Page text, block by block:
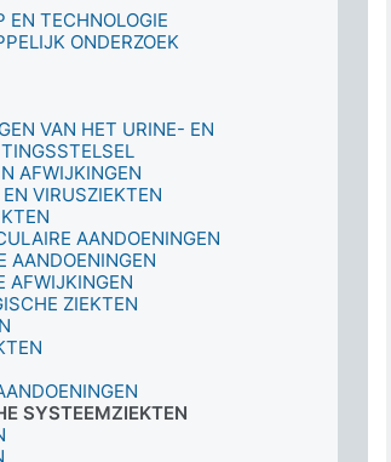
EN TECHNOLOGIE
ONDERZOEK
VAN HET URINE- EN
AFWIJKINGEN
VIRUSZIEKTEN
AANDOENINGEN
AANDOENINGEN
AFWIJKINGEN
ZIEKTEN
SYSTEEMZIEKTEN